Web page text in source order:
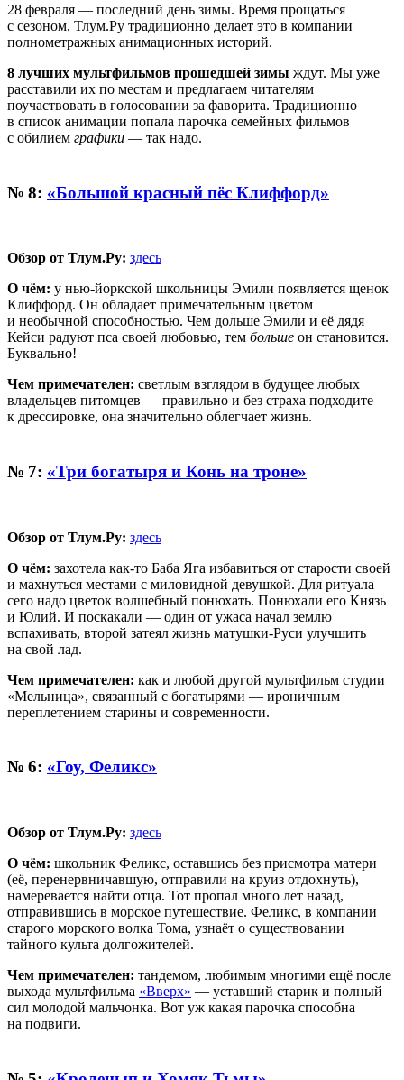
28 февраля — последний день зимы. Время прощаться
с сезоном, Тлум.Ру традиционно делает это в компании
полнометражных анимационных историй.
8 лучших мультфильмов прошедшей зимы ждут. Мы уже
расставили их по местам и предлагаем читателям
поучаствовать в голосовании за фаворита. Традиционно
в список анимации попала парочка семейных фильмов
с обилием графики — так надо.
№ 8: «Большой красный пёс Клиффорд»
Обзор от Тлум.Ру: здесь
О чём: у нью-йоркской школьницы Эмили появляется щенок
Клиффорд. Он обладает примечательным цветом
и необычной способностью. Чем дольше Эмили и её дядя
Кейси радуют пса своей любовью, тем больше он становится.
Буквально!
Чем примечателен: светлым взглядом в будущее любых
владельцев питомцев — правильно и без страха подходите
к дрессировке, она значительно облегчает жизнь.
№ 7: «Три богатыря и Конь на троне»
Обзор от Тлум.Ру: здесь
О чём: захотела как-то Баба Яга избавиться от старости своей
и махнуться местами с миловидной девушкой. Для ритуала
сего надо цветок волшебный понюхать. Понюхали его Князь
и Юлий. И поскакали — один от ужаса начал землю
вспахивать, второй затеял жизнь матушки-Руси улучшить
на свой лад.
Чем примечателен: как и любой другой мультфильм студии
«Мельница», связанный с богатырями — ироничным
переплетением старины и современности.
№ 6: «Гоу, Феликс»
Обзор от Тлум.Ру: здесь
О чём: школьник Феликс, оставшись без присмотра матери
(её, перенервничавшую, отправили на круиз отдохнуть),
намеревается найти отца. Тот пропал много лет назад,
отправившись в морское путешествие. Феликс, в компании
старого морского волка Тома, узнаёт о существовании
тайного культа долгожителей.
Чем примечателен: тандемом, любимым многими ещё после
выхода мультфильма «Вверх» — уставший старик и полный
сил молодой мальчонка. Вот уж какая парочка способна
на подвиги.